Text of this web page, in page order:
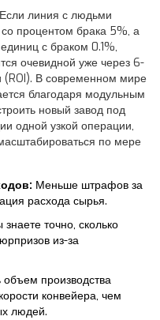
линия с людьми
процентом брака 5%, а
с браком 0.1%,
очевидной уже через 6-
(ROI). В современном мире
благодаря модульным
новый завод под
одной узкой операции,
по мере
Меньше штрафов за
расхода сырья.
знаете точно, сколько
из-за
объем производства
конвейера, чем
людей.